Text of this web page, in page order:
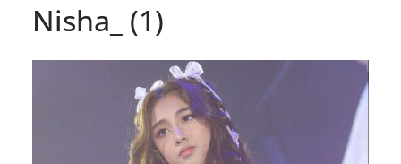
Nisha_ (1)